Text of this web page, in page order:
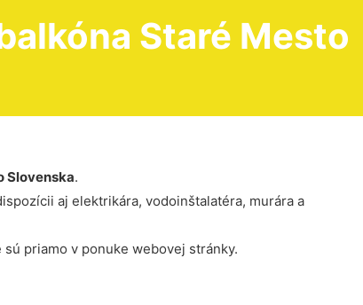
Staré Mesto
Slovenska.
aj elektrikára, vodoinštalatéra, murára a
priamo v ponuke webovej stránky.